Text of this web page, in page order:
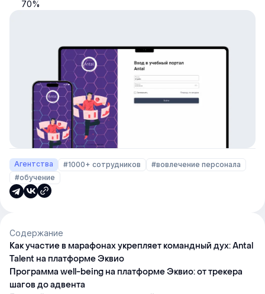
70%
Агентства #1000+ сотрудников
#вовлечение персонала
#обучение
Содержание
Как участие в марафонах укрепляет командный дух: Antal
Talent на платформе Эквио
Программа well-being на платформе Эквио: от трекера
шагов до адвента